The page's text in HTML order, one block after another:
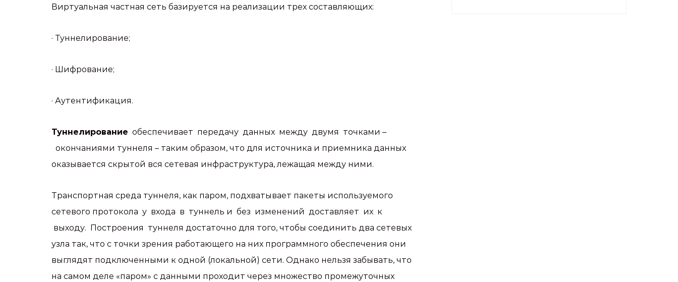
Виртуальная частная сеть базируется на реализации трех составляющих:
· Туннелирование;
· Шифрование;
· Аутентификация.
Туннелирование обеспечивает передачу данных между двумя точками –
окончаниями туннеля – таким образом, что для источника и приемника данных
оказывается скрытой вся сетевая инфраструктура, лежащая между ними.
Транспортная среда туннеля, как паром, подхватывает пакеты используемого
сетевого протокола у входа в туннель и без изменений доставляет их к
выходу. Построения туннеля достаточно для того, чтобы соединить два сетевых
узла так, что с точки зрения работающего на них программного обеспечения они
выглядят подключенными к одной (локальной) сети. Однако нельзя забывать, что
на самом деле «паром» с данными проходит через множество промежуточных